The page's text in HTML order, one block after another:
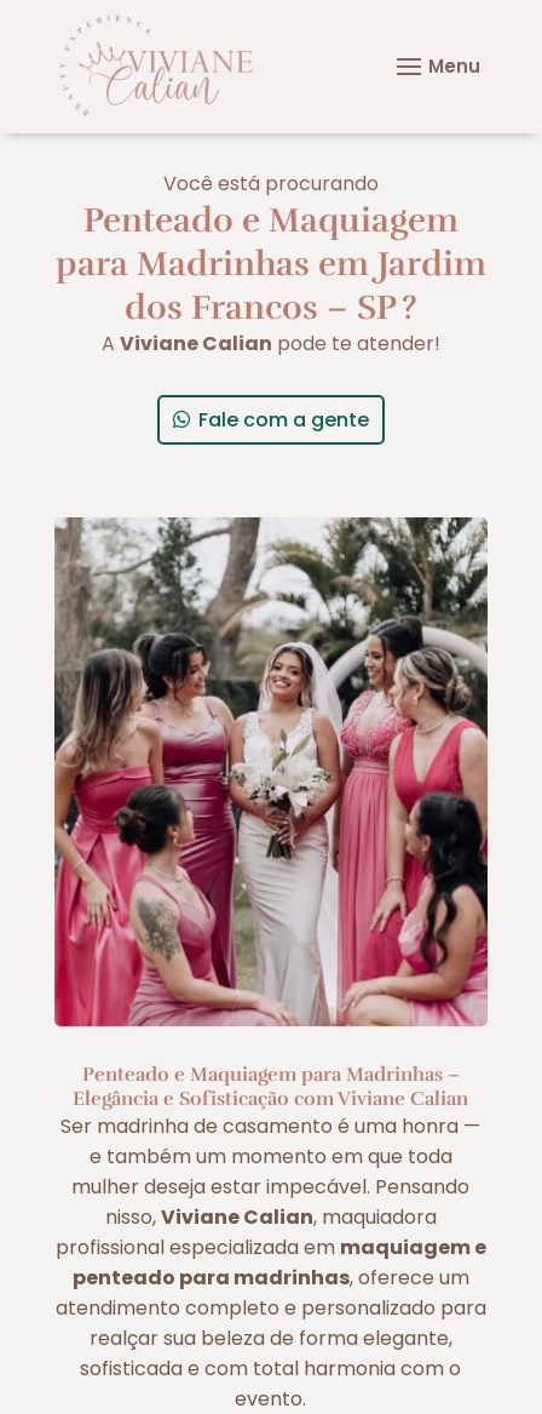
Você está procurando
Penteado e Maquiagem
para Madrinhas em Jardim
dos Francos – SP?
A Viviane Calian pode te atender!
Fale com a gente
Penteado e Maquiagem para Madrinhas –
Elegância e Sofisticação com Viviane Calian
Ser madrinha de casamento é uma honra —
e também um momento em que toda
mulher deseja estar impecável. Pensando
nisso,Viviane Calian, maquiadora
profissional especializada em maquiagem e
penteado para madrinhas, oferece um
atendimento completo e personalizado para
realçar sua beleza de forma elegante,
sofisticada e com total harmonia com o
evento.